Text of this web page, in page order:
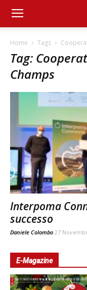
Home Tags
Tag:
Champs
Interpoma
successo
Daniele Colombo 27
E-Magazine